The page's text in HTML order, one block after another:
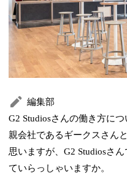
編集部
G2 Studiosさんの働き方に
親会社であるギークスさん
思いますが、G2 Studiosさ
ていらっしゃいますか。